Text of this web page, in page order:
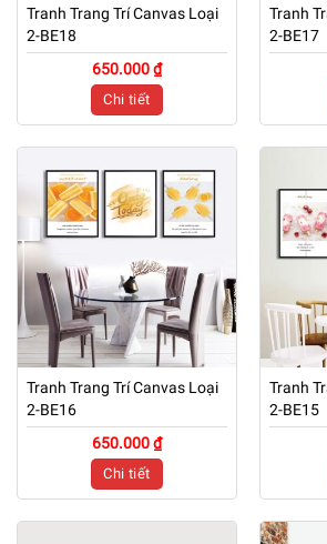
Tranh Trang Trí Canvas Loại
2-BE18
650.000 ₫
Chi tiết
Tranh
2-BE17
Tranh Trang Trí Canvas Loại
2-BE16
650.000 ₫
Chi tiết
Tranh
2-BE15